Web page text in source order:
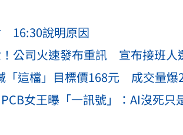
16:30說明原因
公司火速發布重訊 宣布接班人
「這檔」目標價168元 成交量爆
女王曝「一訊號」：AI沒死只